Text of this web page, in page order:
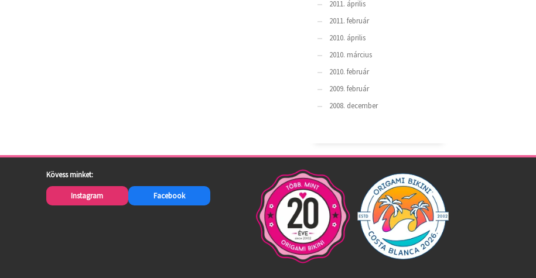
2011. április
2011. február
2010. április
2010. március
2010. február
2009. február
2008. december
Kövess minket:
Instagram Facebook